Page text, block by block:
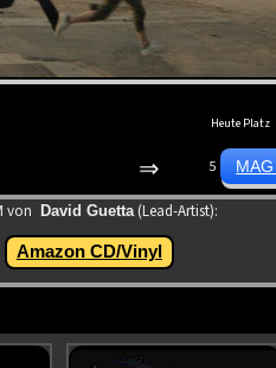
Heute Platz
⇒ 5
von David Guetta(Lead-Artist):
Amazon CD/Vinyl